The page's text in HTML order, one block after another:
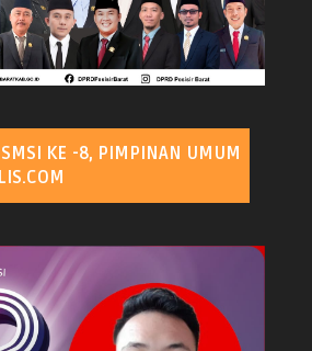
SMSI KE -8, PIMPINAN UMUM